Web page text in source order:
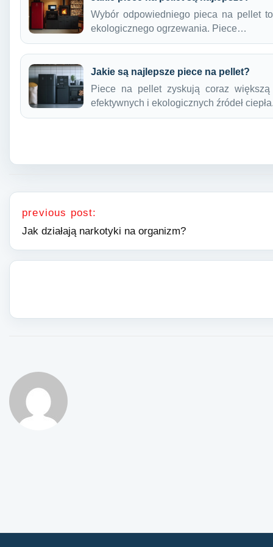
Wybór odpowiedniego pieca na pellet
ekologicznego ogrzewania. Piece…
Jakie są najlepsze piece na pellet?
Piece na pellet zyskują coraz
efektywnych i ekologicznych źródeł
Nawigacja wpisu
previous post:
Jak działają narkotyki na organizm?